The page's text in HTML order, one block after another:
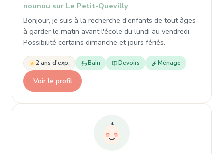
nounou sur Le Petit-Quevilly
Bonjour, je suis à la recherche d'enfants de tout âges
à garder le matin avant l'école du lundi au vendredi.
Possibilité certains dimanche et jours fériés.
2 ans d'exp. Bain Devoirs Ménage
Voir le profil